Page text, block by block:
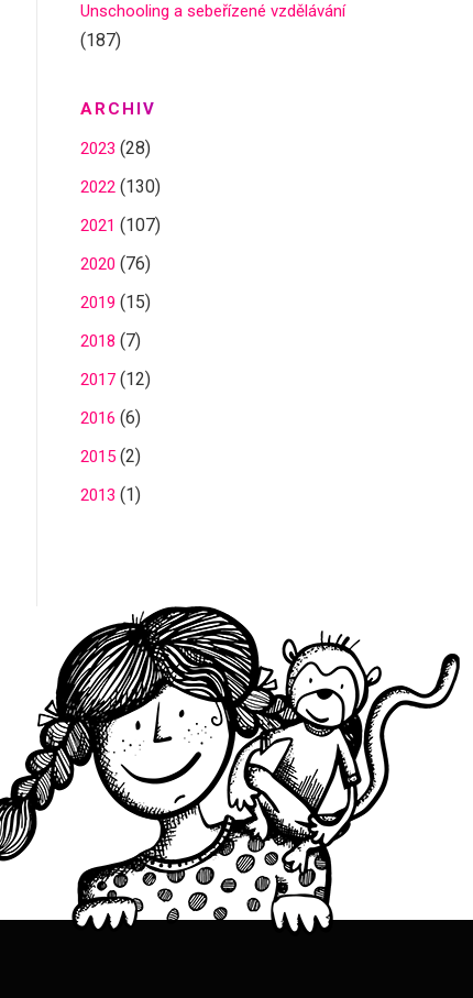
Unschooling a sebeřízené vzdělávání
(187)
ARCHIV
2023 (28)
2022 (130)
2021 (107)
2020 (76)
2019 (15)
2018 (7)
2017 (12)
2016 (6)
2015 (2)
2013 (1)